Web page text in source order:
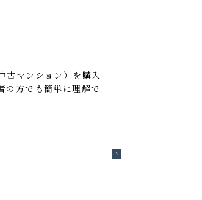
古マンション）を購入
の方でも簡単に理解で